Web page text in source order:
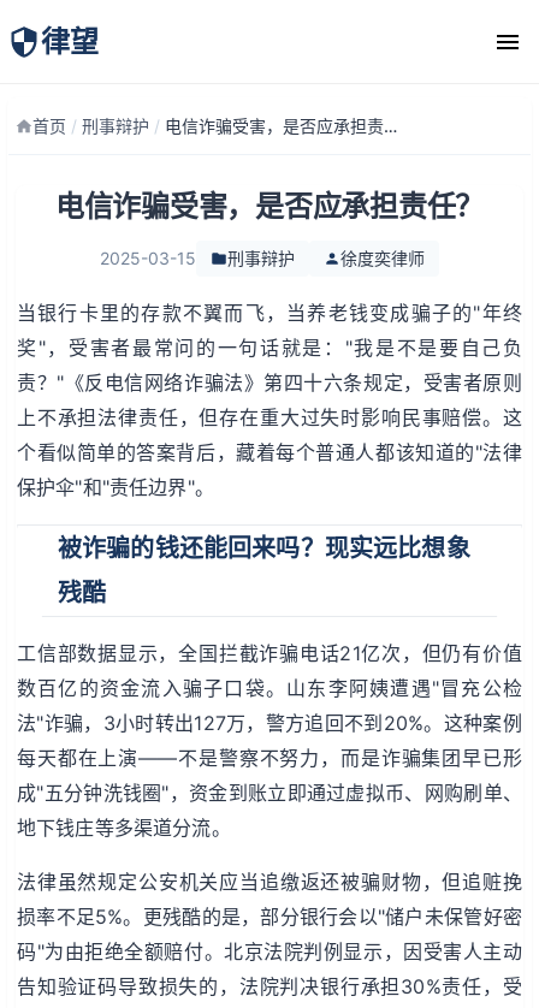
律望
律师团队
首页 / 刑事辩护 / 电信诈骗受害，是否应承担责任？
电信诈骗受害，是否应承担责任？
2025-03-15 刑事辩护 徐度奕律师
当银行卡里的存款不翼而飞，当养老钱变成骗子的"年终
奖"，受害者最常问的一句话就是："我是不是要自己负
责？"《反电信网络诈骗法》第四十六条规定，受害者原则
上不承担法律责任，但存在重大过失时影响民事赔偿。这
个看似简单的答案背后，藏着每个普通人都该知道的"法律
保护伞"和"责任边界"。
被诈骗的钱还能回来吗？现实远比想象
残酷
工信部数据显示，全国拦截诈骗电话21亿次，但仍有价值
数百亿的资金流入骗子口袋。山东李阿姨遭遇"冒充公检
法"诈骗，3小时转出127万，警方追回不到20%。这种案例
每天都在上演——不是警察不努力，而是诈骗集团早已形
成"五分钟洗钱圈"，资金到账立即通过虚拟币、网购刷单、
地下钱庄等多渠道分流。
法律虽然规定公安机关应当追缴返还被骗财物，但追赃挽
损率不足5%。更残酷的是，部分银行会以"储户未保管好密
码"为由拒绝全额赔付。北京法院判例显示，因受害人主动
告知验证码导致损失的，法院判决银行承担30%责任，受